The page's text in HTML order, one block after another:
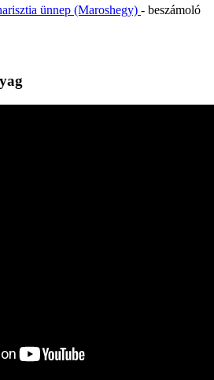
ünnep (Maroshegy) - beszámoló